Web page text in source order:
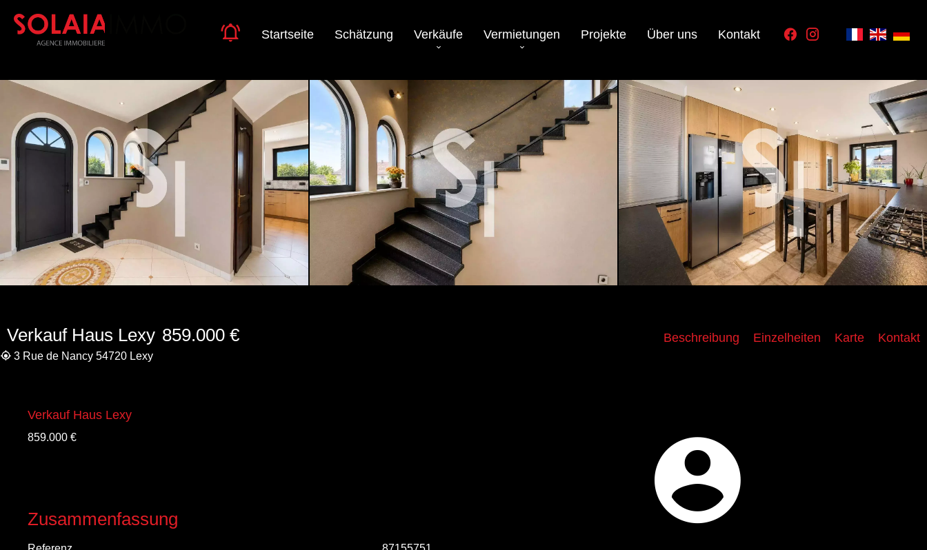
Startseite Schätzung Verkäufe Vermietungen Projekte Über uns Kontakt
Verkauf Haus Lexy 859.000 €
3 Rue de Nancy 54720 Lexy
Beschreibung Einzelheiten Karte Kontakt
Verkauf Haus Lexy
859.000 €
Zusammenfassung